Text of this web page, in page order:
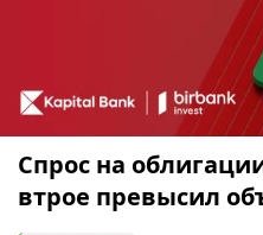
Спрос на
втрое превысил